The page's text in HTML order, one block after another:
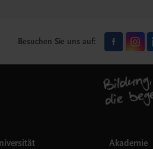
Besuchen Sie uns auf:
Akademie